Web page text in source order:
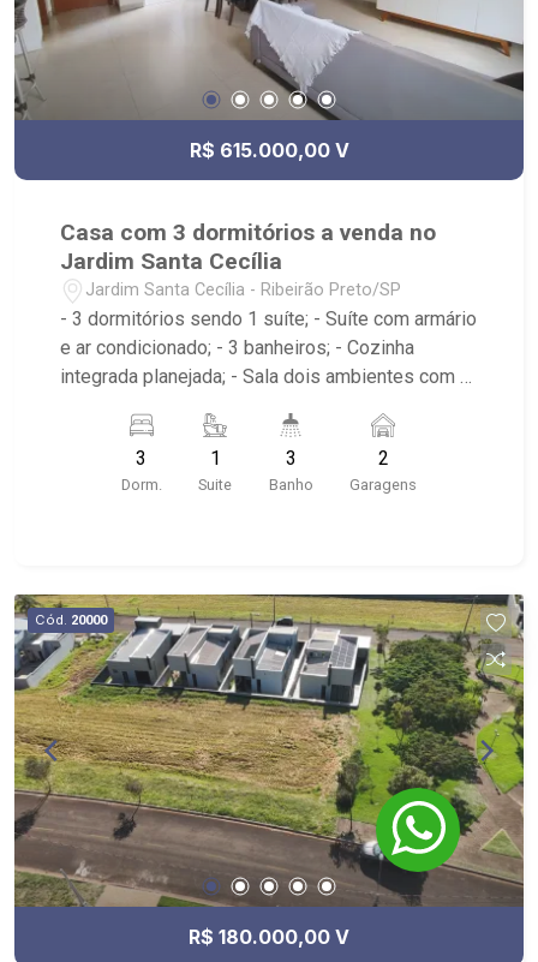
R$ 615.000,00 V
Casa com 3 dormitórios a venda no
Jardim Santa Cecília
Jardim Santa Cecília - Ribeirão Preto/SP
- 3 dormitórios sendo 1 suíte; - Suíte com armário
e ar condicionado; - 3 banheiros; - Cozinha
integrada planejada; - Sala dois ambientes com ar
churrasqueira; - Corredor lateral; - Próximo ao
Espaço Bonfim, Waleli Hair, Coquet`s Creperia e
EventosCabral Minimercado
3
Dorm.
1
Suite
3
Banho
2
Garagens
Cód. 20000
R$ 180.000,00 V